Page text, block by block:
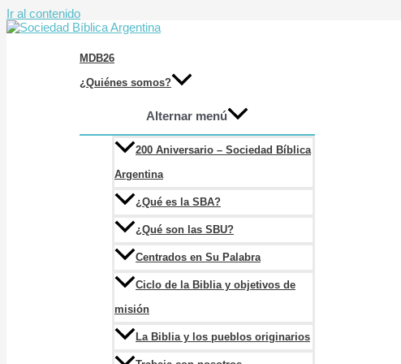
Ir al contenido
MDB26
¿Quiénes somos?
Alternar menú
200 Aniversario – Sociedad Bíblica
Argentina
¿Qué es la SBA?
¿Qué son las SBU?
Centrados en Su Palabra
Ciclo de la Biblia y objetivos de
misión
La Biblia y los pueblos originarios